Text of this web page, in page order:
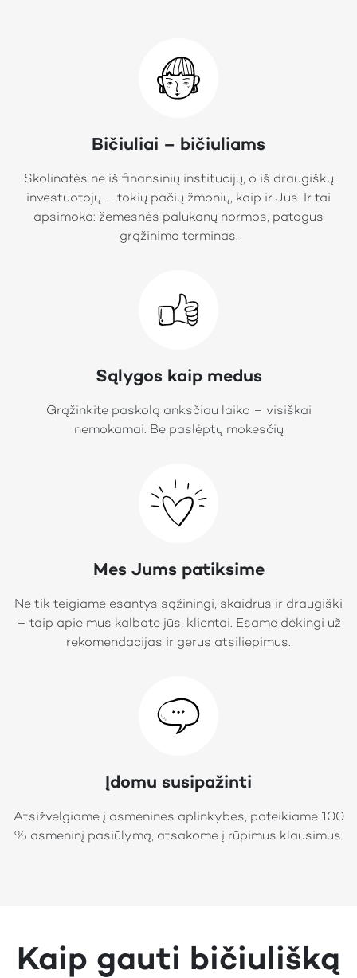
Bičiuliai – bičiuliams
Skolinatės ne iš finansinių institucijų, o iš draugiškų
investuotojų – tokių pačių žmonių, kaip ir Jūs. Ir tai
apsimoka: žemesnės palūkanų normos, patogus
grąžinimo terminas.
Sąlygos kaip medus
Grąžinkite paskolą anksčiau laiko – visiškai
nemokamai. Be paslėptų mokesčių
Mes Jums patiksime
Ne tik teigiame esantys sąžiningi, skaidrūs ir draugiški
– taip apie mus kalbate jūs, klientai. Esame dėkingi už
rekomendacijas ir gerus atsiliepimus.
Įdomu susipažinti
Atsižvelgiame į asmenines aplinkybes, pateikiame 100
% asmeninį pasiūlymą, atsakome į rūpimus klausimus.
Kaip gauti bičiulišką